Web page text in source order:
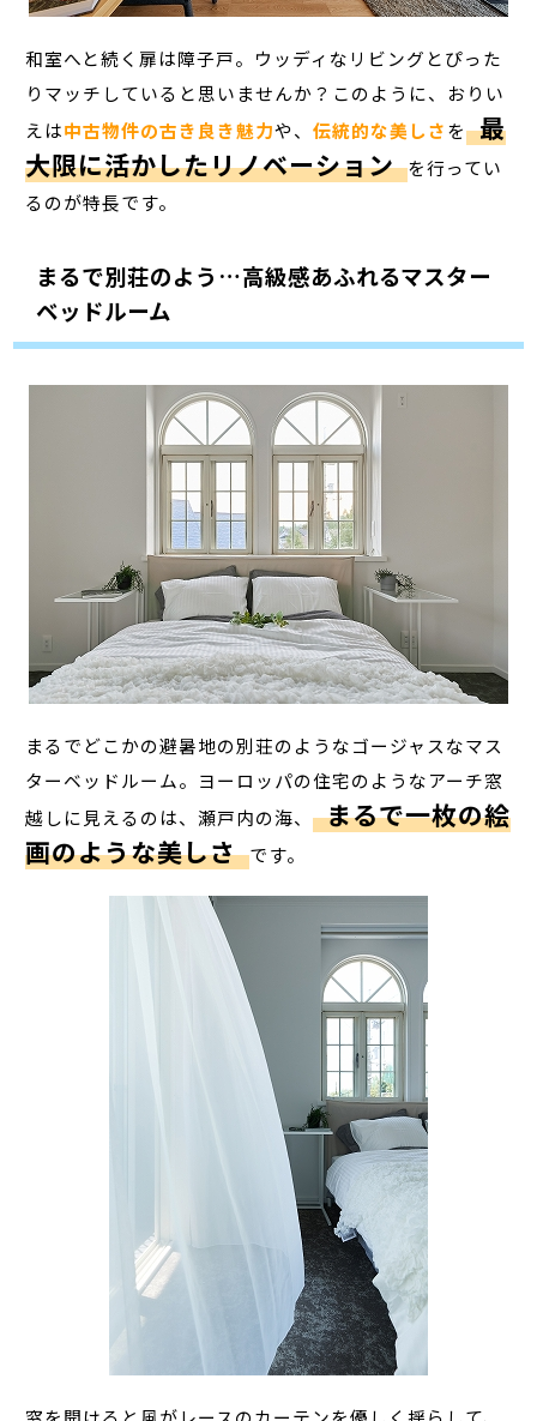
和室へと続く扉は障子戸。ウッディなリビングとぴった
りマッチしていると思いませんか？このように、おりい
えは中古物件の古き良き魅力や、伝統的な美しさを 最
大限に活かしたリノベーション を行ってい
るのが特長です。
まるで別荘のよう…高級感あふれるマスター
ベッドルーム
まるでどこかの避暑地の別荘のようなゴージャスなマス
ターベッドルーム。ヨーロッパの住宅のようなアーチ窓
越しに見えるのは、瀬戸内の海、 まるで一枚の絵
画のような美しさ です。